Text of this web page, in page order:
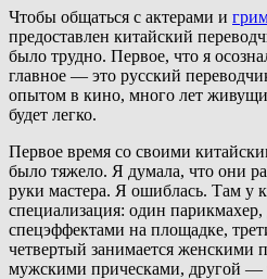
Чтобы общаться с актерами и
предоставлен китайский
было трудно. Первое, что я
главное — это русский
опытом в кино, много лет
будет легко.
Первое время со своими
было тяжело. Я думала, что они
руки мастера. Я ошиблась. Там у
специализация: один
спецэффектами на площадке,
четвертый занимается женскими
мужскими прическами, другой —